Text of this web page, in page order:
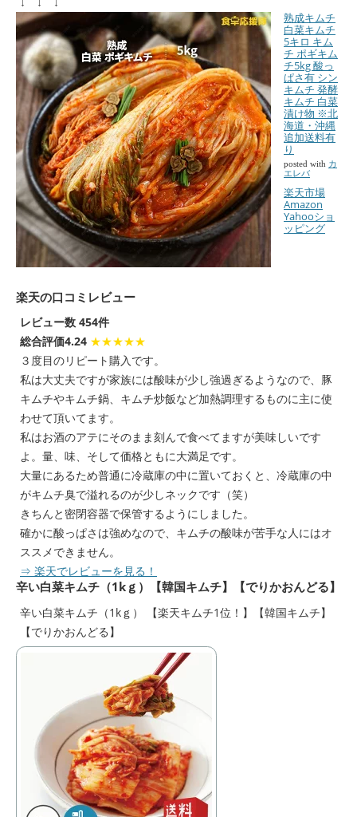
熟成キムチ
白菜キムチ
5キロ キム
チ ポギキム
チ5kg 酸っ
ぱさ有 シン
キムチ 発酵
キムチ 白菜
漬け物 ※北
海道・沖縄
追加送料有
り
posted with カ
エレバ
楽天市場
Amazon
Yahooショ
ッピング
楽天の口コミレビュー
レビュー数 454件
総合評価4.24 ★★★★★
３度目のリピート購入です。
私は大丈夫ですが家族には酸味が少し強過ぎるようなので、豚
キムチやキムチ鍋、キムチ炒飯など加熱調理するものに主に使
わせて頂いてます。
私はお酒のアテにそのまま刻んで食べてますが美味しいです
よ。量、味、そして価格ともに大満足です。
大量にあるため普通に冷蔵庫の中に置いておくと、冷蔵庫の中
がキムチ臭で溢れるのが少しネックです（笑）
きちんと密閉容器で保管するようにしました。
確かに酸っぱさは強めなので、キムチの酸味が苦手な人にはオ
ススメできません。
⇒ 楽天でレビューを見る！
辛い白菜キムチ（1kｇ）【韓国キムチ】【でりかおんどる】
辛い白菜キムチ（1kｇ） 【楽天キムチ1位！】【韓国キムチ】
【でりかおんどる】